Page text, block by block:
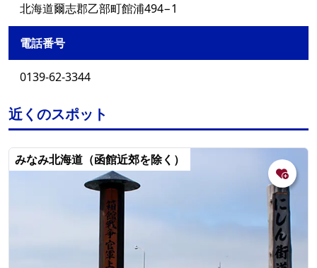
北海道爾志郡乙部町館浦494−1
電話番号
0139-62-3344
近くのスポット
みなみ北海道（函館近郊を除く）